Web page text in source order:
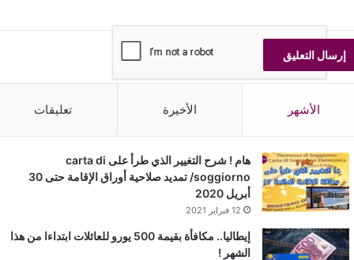
الأشهر الأخيرة تعليقات
هام ! شرح التغيير الذي طرأ على carta di
soggiorno/ تمديد صلاحية أوراق الإقامة حتى 30
أبريل 2020
12 فبراير 2021
إيطاليا.. مكافأة بقيمة 500 يورو للعائلات ابتداءا من هذا
الشهر !